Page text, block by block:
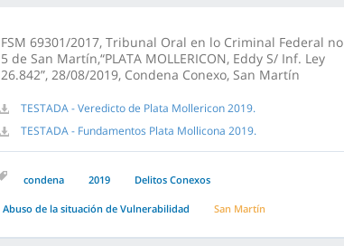
FSM 69301/2017, Tribunal Oral en lo Criminal Federal no
5 de San Martín,“PLATA MOLLERICON, Eddy S/ Inf. Ley
26.842”, 28/08/2019, Condena Conexo, San Martín
TESTADA - Veredicto de Plata Mollericon 2019.
TESTADA - Fundamentos Plata Mollicona 2019.
condena 2019 Delitos Conexos
Abuso de la situación de Vulnerabilidad San Martín